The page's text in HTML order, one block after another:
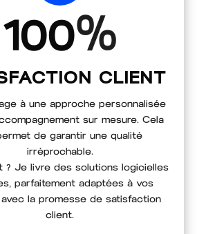
100%
CLIENT
à une approche personnalisée
sur mesure. Cela
de garantir une qualité
irréprochable.
? Je livre des solutions logicielles
parfaitement adaptées à vos
la promesse de satisfaction
client.